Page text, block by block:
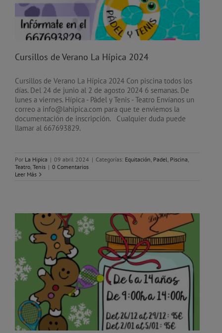
Cursillos de Verano La Hípica 2024
Cursillos de Verano La Hípica 2024 Con piscina todos los
días. Del 24 de junio al 2 de agosto 2024 6 semanas. De
lunes a viernes. Hípica - Pádel y Tenis - Teatro Envíanos un
correo a info@lahipica.com para que te enviemos la
documentación de inscripción. Cualquier duda puede
llamar al 667693829.
Por La Hipica | 09 abril 2024 | Categorías: Equitación, Padel, Piscina,
Teatro, Tenis | 0 Comentarios
Leer Más